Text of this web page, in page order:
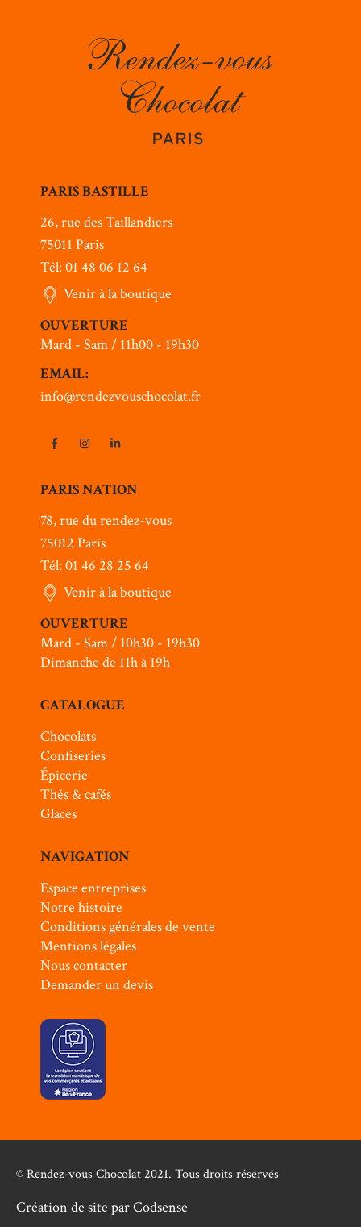
PARIS BASTILLE
26, rue des Taillandiers
75011 Paris
Tél: 01 48 06 12 64
Venir à la boutique
OUVERTURE
Mard - Sam / 11h00 - 19h30
EMAIL:
info@rendezvouschocolat.fr
PARIS NATION
78, rue du rendez-vous
75012 Paris
Tél: 01 46 28 25 64
Venir à la boutique
OUVERTURE
Mard - Sam / 10h30 - 19h30
Dimanche de 11h à 19h
CATALOGUE
Chocolats
Confiseries
Épicerie
Thés & cafés
Glaces
NAVIGATION
Espace entreprises
Notre histoire
Conditions générales de vente
Mentions légales
Nous contacter
Demander un devis
Création de site parCodsense
© Rendez-vous Chocolat 2021. Tous droits réservés